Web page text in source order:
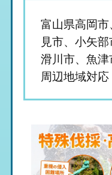
富山県高岡
見市、小矢部
滑川市、魚
周辺地域対応